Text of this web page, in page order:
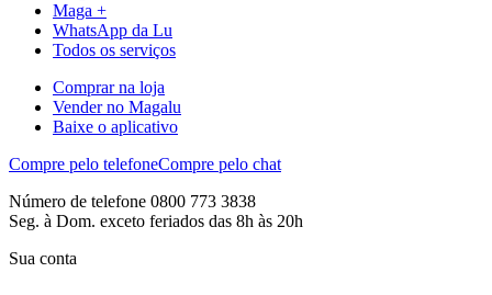
Maga +
WhatsApp da Lu
Todos os serviços
Comprar na loja
Vender no Magalu
Baixe o aplicativo
Compre pelo telefoneCompre pelo chat
Número de telefone 0800 773 3838
Seg. à Dom. exceto feriados das 8h às 20h
Sua conta